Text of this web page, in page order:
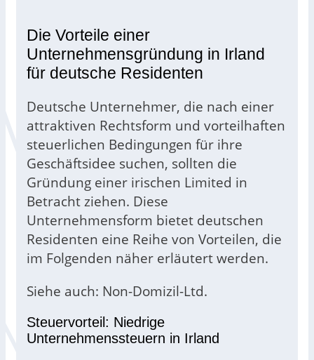
Die Vorteile einer
Unternehmensgründung in Irland
für deutsche Residenten
Deutsche Unternehmer, die nach einer
attraktiven Rechtsform und vorteilhaften
steuerlichen Bedingungen für ihre
Geschäftsidee suchen, sollten die
Gründung einer irischen Limited in
Betracht ziehen. Diese
Unternehmensform bietet deutschen
Residenten eine Reihe von Vorteilen, die
im Folgenden näher erläutert werden.
Siehe auch: Non-Domizil-Ltd.
Steuervorteil: Niedrige
Unternehmenssteuern in Irland